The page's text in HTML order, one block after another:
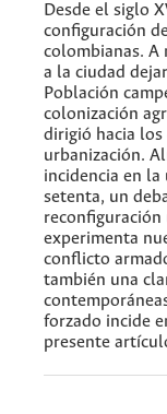
Desde el siglo
configuración
colombianas. A
a la ciudad
Población
colonización
dirigió hacia los
urbanización.
incidencia en la
setenta, un
reconfiguración
experimenta
conflicto
también una
forzado incide
presente